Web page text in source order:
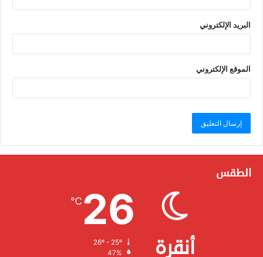
البريد الإلكتروني
الموقع الإلكتروني
الطقس
أنقرة
26
℃
الرطوبة: